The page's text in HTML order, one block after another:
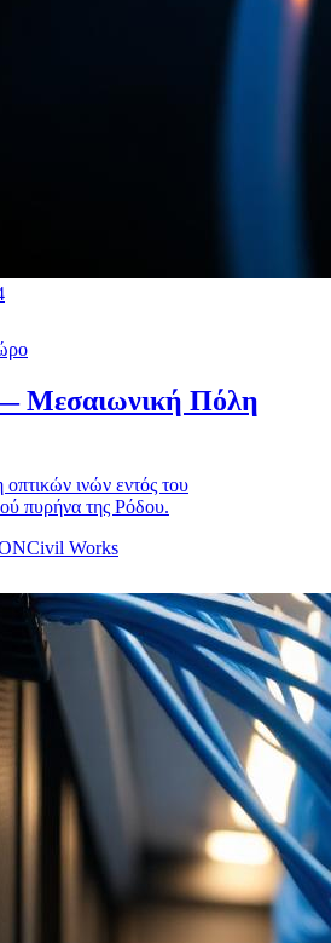
Μεσαιωνική Πόλη
ινών εντός του
πυρήνα της Ρόδου.
Civil Works